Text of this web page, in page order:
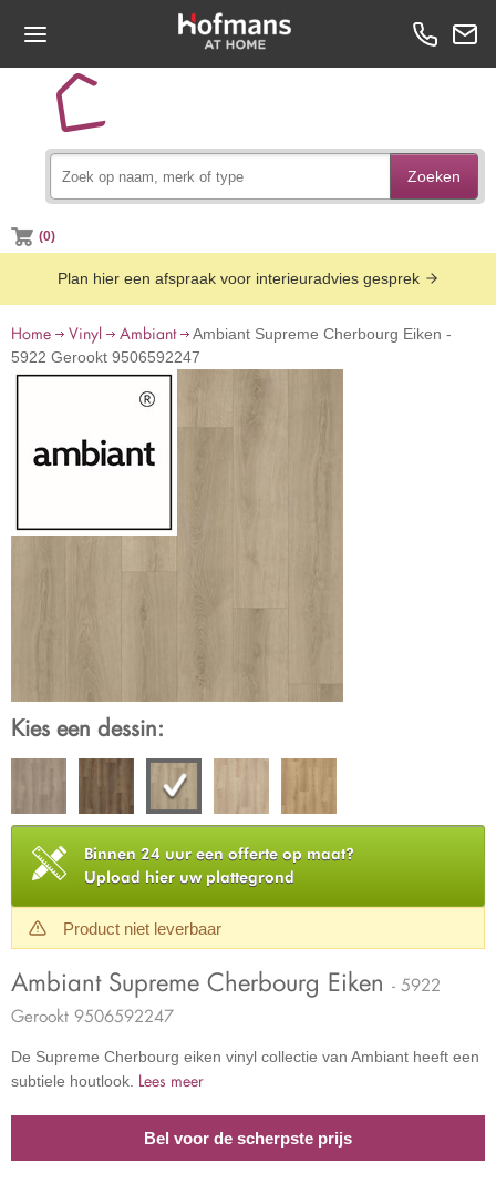
Zoeken
(0)
Plan hier een afspraak voor interieuradvies gesprek
Home Vinyl Ambiant
Ambiant Supreme Cherbourg Eiken -
5922 Gerookt 9506592247
Kies een dessin:
Binnen 24 uur een offerte op maat?
Upload hier uw plattegrond
Product niet leverbaar
Ambiant Supreme Cherbourg Eiken - 5922
Gerookt 9506592247
De Supreme Cherbourg eiken vinyl collectie van Ambiant heeft een
subtiele houtlook. Lees meer
Bel voor de scherpste prijs